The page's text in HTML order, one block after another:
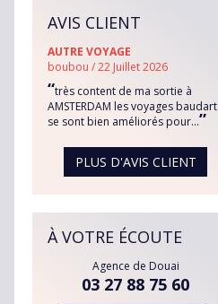
AVIS CLIENT
AUTRE VOYAGE
boubou / 22 Juillet 2026
“très content de ma sortie à
AMSTERDAM les voyages baudart
se sont bien améliorés pour...”
PLUS D'AVIS CLIENT
À VOTRE ÉCOUTE
Agence de Douai
03 27 88 75 60